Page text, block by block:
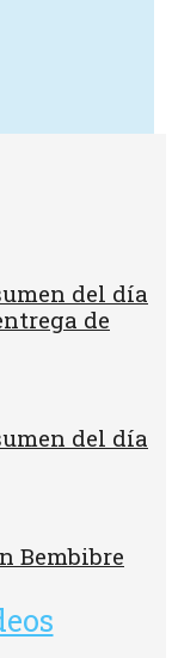
del día
de
del día
Bembibre